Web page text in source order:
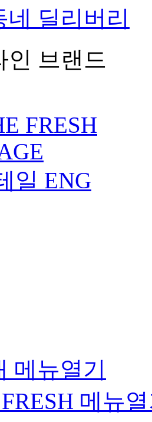
네 딜리버리
인 브랜드
FRESH
일 ENG
메뉴열기
메뉴